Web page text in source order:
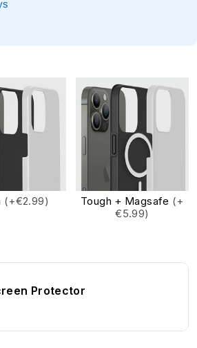
(+€2.99) Tough + Magsafe (+
€5.99)
Protector